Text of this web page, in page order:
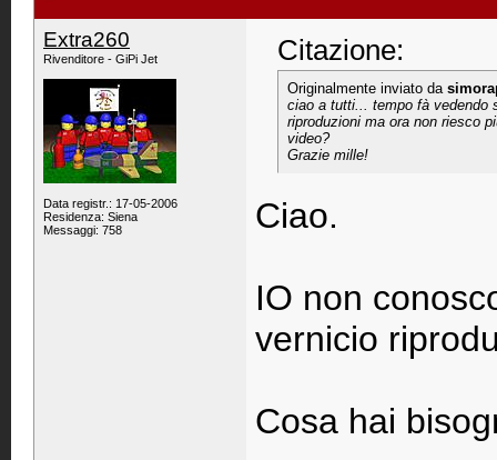
Extra260
Rivenditore - GiPi Jet
Data registr.: 17-05-2006
Residenza: Siena
Messaggi: 758
Citazione:
Originalmente inviato da
ciao a tutti... tempo fà vedendo
riproduzioni ma ora non riesco
video?
Grazie mille!
Ciao.
IO non
vernicio
Cosa hai